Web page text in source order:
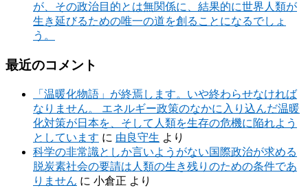
が、その政治目的とは無関係に、結果的に世界人類が
生き延びるための唯一の道を創ることになるでしょ
う。
最近のコメント
「温暖化物語」が終焉します。いや終わらせなければ
なりません。 エネルギー政策のなかに入り込んだ温暖
化対策が日本を、そして人類を生存の危機に陥れよう
としています に 由良守生 より
科学の非常識としか言いようがない国際政治が求める
脱炭素社会の要請は人類の生き残りのための条件であ
りません に 小倉正 より